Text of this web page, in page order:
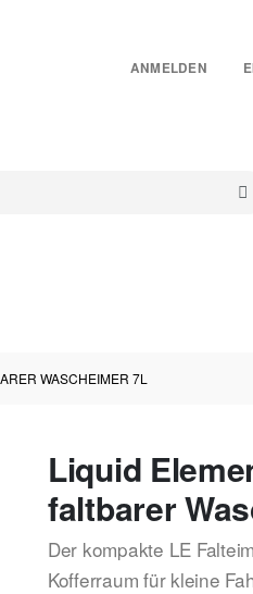
ANMELDEN
WASCHEIMER 7L
Liquid
faltbarer
Der kompakte LE
Kofferraum für kleine